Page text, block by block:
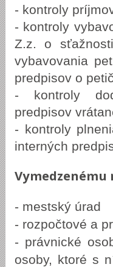
- kontroly
- kontroly
Z.z. o
vybavovania
predpisov o
- kontroly
predpisov
- kontroly
interných
- mestský úrad
- rozpočtové a
- právnické
osoby, ktoré s